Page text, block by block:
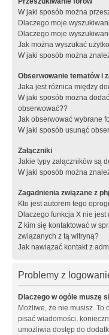
W jaki sposób można
Dlaczego moje
Dlaczego moje
Jak można wyszukać
W jaki sposób można
Obserwowanie tematów i
Jaka jest różnica między
W jaki sposób można
obserwować??
Jak obserwować wybrane
W jaki sposób usunąć
Załączniki
Jakie typy załączników są
W jaki sposób można
Zagadnienia związane z
Kto jest autorem tego
Dlaczego funkcja X nie jest
Z kim się kontaktować w
związanych z tą witryną?
Jak nawiązać kontakt z
Problemy z
Dlaczego w ogóle muszę
Możliwe, że nie musisz. To
pisać wiadomości,
umożliwia dostęp do